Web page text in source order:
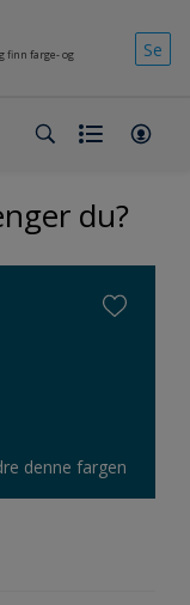
finn farge- og
Se
du?
denne fargen